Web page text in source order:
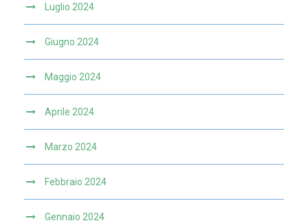
Luglio 2024
Giugno 2024
Maggio 2024
Aprile 2024
Marzo 2024
Febbraio 2024
Gennaio 2024